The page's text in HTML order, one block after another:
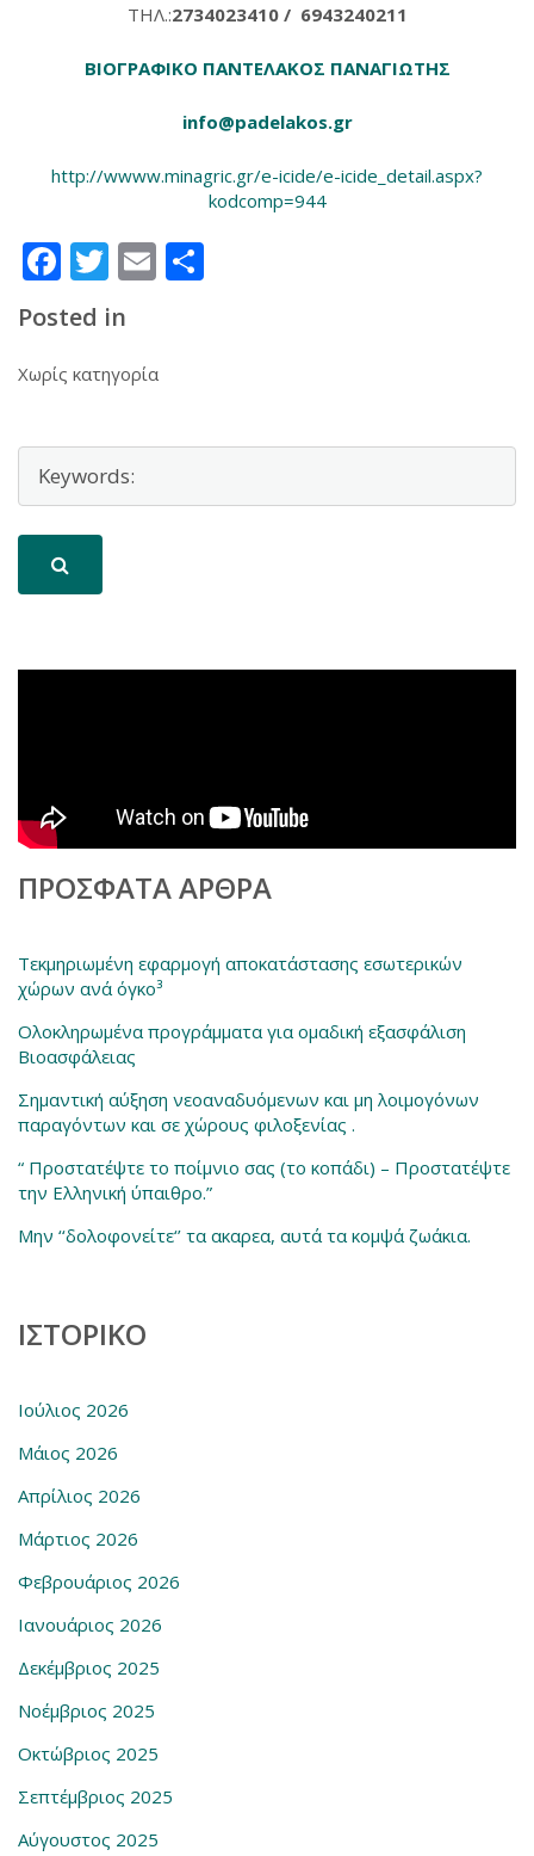
ΤΗΛ.:2734023410 / 6943240211
ΒΙΟΓΡΑΦΙΚΟ ΠΑΝΤΕΛΑΚΟΣ ΠΑΝΑΓΙΩΤΗΣ
info@padelakos.gr
http://wwww.minagric.gr/e-icide/e-icide_detail.aspx?
kodcomp=944
Facebook
Twitter
Email
Posted in
Χωρίς κατηγορία
ΠΡΌΣΦΑΤΑ ΆΡΘΡΑ
Τεκμηριωμένη εφαρμογή αποκατάστασης εσωτερικών
χώρων ανά όγκο³
Ολοκληρωμένα προγράμματα για ομαδική εξασφάλιση
Βιοασφάλειας
Σημαντική αύξηση νεοαναδυόμενων και μη λοιμογόνων
παραγόντων και σε χώρους φιλοξενίας .
“ Προστατέψτε το ποίμνιο σας (το κοπάδι) – Προστατέψτε
την Ελληνική ύπαιθρο.”
Μην ‘‘δολοφονείτε‘’ τα ακαρεα, αυτά τα κομψά ζωάκια.
ΙΣΤΟΡΙΚΌ
Ιούλιος 2026
Μάιος 2026
Απρίλιος 2026
Μάρτιος 2026
Φεβρουάριος 2026
Ιανουάριος 2026
Δεκέμβριος 2025
Νοέμβριος 2025
Οκτώβριος 2025
Σεπτέμβριος 2025
Αύγουστος 2025